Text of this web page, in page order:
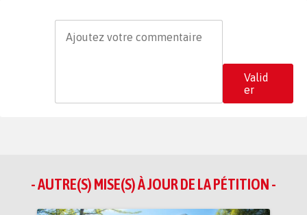
Valid
er
- AUTRE(S) MISE(S) À JOUR DE LA PÉTITION -